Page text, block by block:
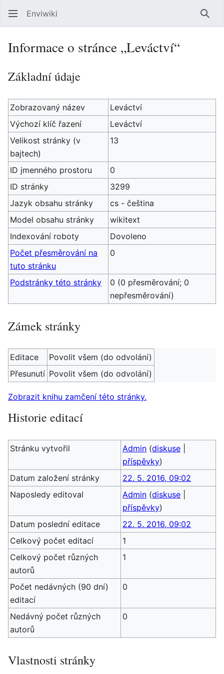
Enviwiki
Informace o stránce „Leváctví“
Základní údaje
Zobrazovaný název
Leváctví
Výchozí klíč řazení
Leváctví
Velikost stránky (v
bajtech)
13
ID jmenného prostoru
0
ID stránky
3299
Jazyk obsahu stránky
cs - čeština
Model obsahu stránky
wikitext
Indexování roboty
Dovoleno
Počet přesměrování na
tuto stránku
0
Podstránky této stránky
0 (0 přesměrování; 0
nepřesměrování)
Zámek stránky
Editace
Povolit všem (do odvolání)
Přesunutí Povolit všem (do odvolání)
Zobrazit knihu zamčení této stránky.
Historie editací
Stránku vytvořil Admin (diskuse
příspěvky)
Datum založení stránky
22. 5. 2016, 09:02
Naposledy editoval
Admin (diskuse
příspěvky)
Datum poslední editace
22. 5. 2016, 09:02
Celkový počet editací
1
Celkový počet různých
autorů
1
Počet nedávných (90 dní)
editací
0
Nedávný počet různých
autorů
0
Vlastnosti stránky